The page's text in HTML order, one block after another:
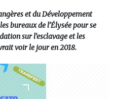
et du Développement
bureaux de l’Élysée pour se
sur l’esclavage et les
voir le jour en 2018.